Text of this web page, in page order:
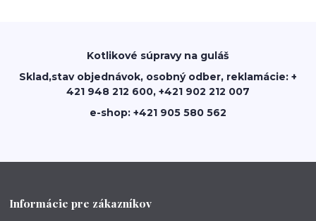
Kotlikové súpravy na guláš
Sklad,stav objednávok, osobný odber, reklamácie: +
421 948 212 600, +421 902 212 007
e-shop: +421 905 580 562
Informácie pre zákazníkov